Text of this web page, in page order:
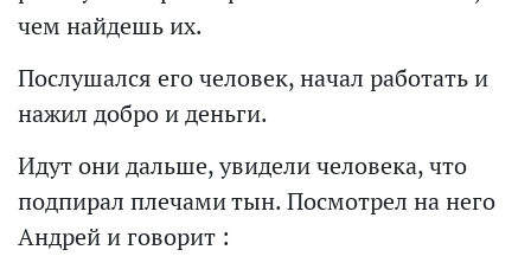
чем найдешь их.
Послушался его человек, начал работать и
нажил добро и деньги.
Идут они дальше, увидели человека, что
подпирал плечами тын. Посмотрел на него
Андрей и говорит :